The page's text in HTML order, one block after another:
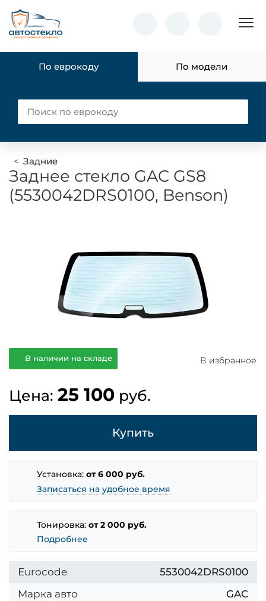
По еврокоду По модели
Задние
Заднее стекло GAC GS8
(5530042DRS0100, Benson)
В наличии на складе В избранное
Цена: 25 100 руб.
Купить
Установка:от 6 000 руб.
Записаться на удобное время
Тонировка:от 2 000 руб.
Подробнее
Eurocode
5530042DRS0100
Марка авто
GAC